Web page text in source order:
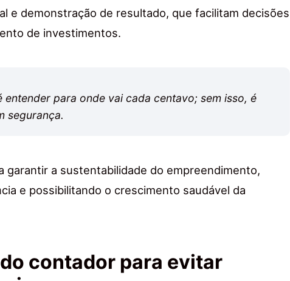
e demonstração de resultado, que facilitam decisões
de investimentos.
entender para onde vai cada centavo; sem isso, é
segurança.
garantir a sustentabilidade do empreendimento,
e possibilitando o crescimento saudável da
contador para evitar